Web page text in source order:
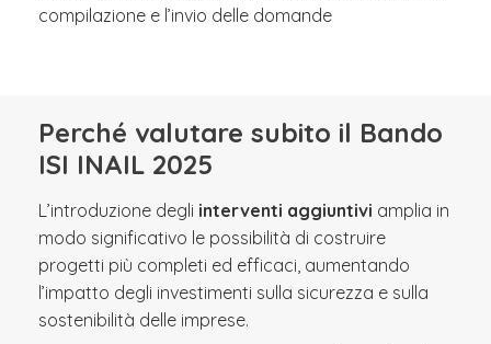
compilazione e l’invio delle domande
Perché valutare subito il Bando
ISI INAIL 2025
L’introduzione degli interventi aggiuntivi amplia in
modo significativo le possibilità di costruire
progetti più completi ed efficaci, aumentando
l’impatto degli investimenti sulla sicurezza e sulla
sostenibilità delle imprese.